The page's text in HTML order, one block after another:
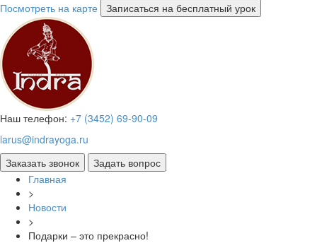
Посмотреть на карте
Наш телефон: +7 (3452) 69-90-09
larus@indrayoga.ru
Главная
>
Новости
>
Подарки – это прекрасно!